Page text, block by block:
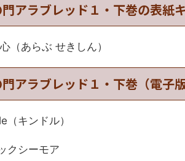
アラブレッド１・下巻の表紙
（あらぶ せきしん）
アラブレッド１・下巻（電子
（キンドル）
クシーモア